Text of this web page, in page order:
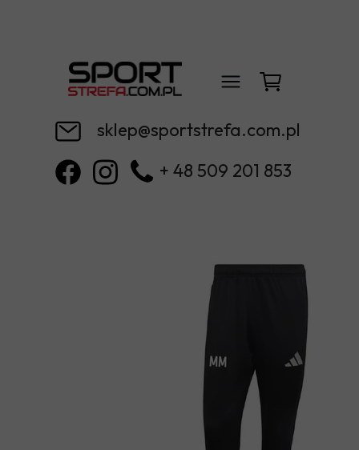
sklep@sportstrefa.com.pl
+ 48 509 201 853